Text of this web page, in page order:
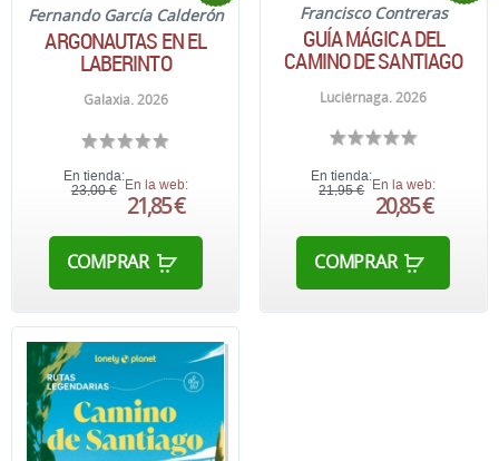
Fernando García Calderón
ARGONAUTAS EN EL
LABERINTO
Galaxia. 2026
En tienda:
23,00 € En la web:
21,85 €
COMPRAR
Francisco Contreras
GUÍA MÁGICA DEL
CAMINO DE SANTIAGO
Luciérnaga. 2026
En tienda:
21,95 €
En la web:
20,85 €
COMPRAR